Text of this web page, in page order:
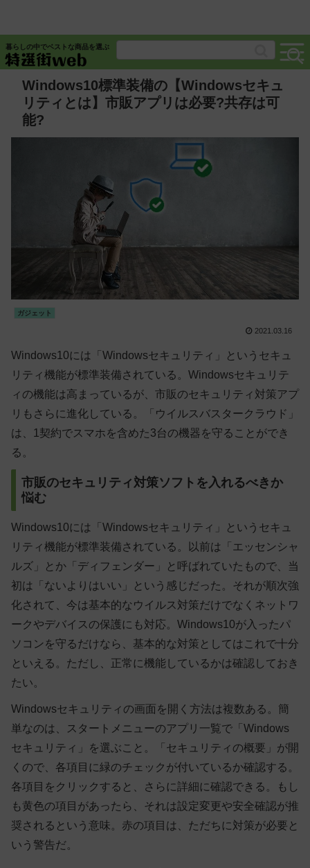
暮らしの中でベストな商品を選ぶ
Windows10標準装備の【Windowsセキュ
リティとは】市販アプリは必要?共存は可
能?
ガジェット
2021.03.16
Windows10には「Windowsセキュリティ」というセキュ
リティ機能が標準装備されている。Windowsセキュリテ
ィの機能は高まっているが、市販のセキュリティ対策アプ
リもさらに進化している。「ウイルスバスタークラウド」
は、1契約でスマホを含めた3台の機器を守ることができ
る。
市販のセキュリティ対策ソフトを入れるべきか
悩む
Windows10には「Windowsセキュリティ」というセキュ
リティ機能が標準装備されている。以前は「エッセンシャ
ルズ」とか「ディフェンダー」と呼ばれていたもので、当
初は「ないよりはいい」という感じだった。それが順次強
化されて、今は基本的なウイルス対策だけでなくネットワ
ークやデバイスの保護にも対応。Windows10が入ったパ
ソコンを守るだけなら、基本的な対策としてはこれで十分
といえる。ただし、正常に機能しているかは確認しておき
たい。
Windowsセキュリティの画面を開く方法は複数ある。簡
単なのは、スタートメニューのアプリ一覧で「Windows
セキュリティ」を選ぶこと。「セキュリティの概要」が開
くので、各項目に緑のチェックが付いているか確認する。
各項目をクリックすると、さらに詳細に確認できる。もし
も黄色の項目があったら、それは設定変更や安全確認が推
奨されるという意味。赤の項目は、ただちに対策が必要と
いう警告だ。